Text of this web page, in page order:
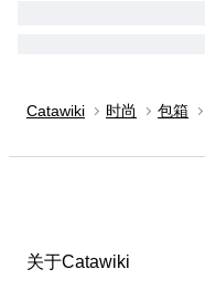
Catawiki 时尚 包箱
关于Catawiki